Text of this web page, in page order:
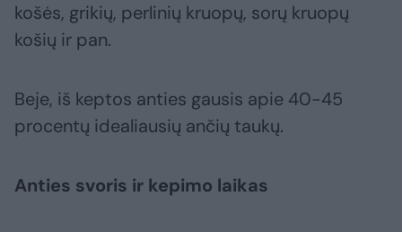
košės, grikių, perlinių kruopų, sorų kruopų
košių ir pan.
Beje, iš keptos anties gausis apie 40-45
procentų idealiausių ančių taukų.
Anties svoris ir kepimo laikas